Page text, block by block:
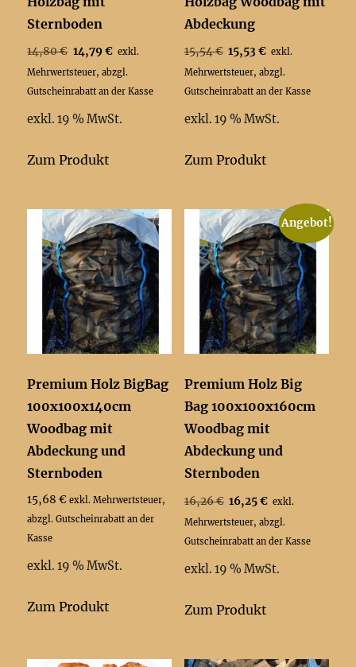
Sternboden
14,80€ Ursprünglicher
Preis
war:
14,79€ Aktueller
Preis
ist:
exkl.
Mehrwertsteuer, abzgl.
Gutscheinrabatt an der Kasse
exkl. 19 % MwSt.
Zum Produkt
Abdeckung
15,54€ Ursprünglicher
Preis
war:
15,53€ Aktueller
Preis
ist:
exkl.
Mehrwertsteuer, abzgl.
Gutscheinrabatt an der Kasse
exkl. 19 % MwSt.
Zum Produkt
Premium Holz BigBag
100x100x140cm
Woodbag mit
Abdeckung und
Sternboden
15,68€ exkl. Mehrwertsteuer,
abzgl. Gutscheinrabatt an der
Kasse
exkl. 19 % MwSt.
Zum Produkt
Angebot!
Premium Holz Big
Bag 100x100x160cm
Woodbag mit
Abdeckung und
Sternboden
16,26€ Ursprünglicher
Preis
war:
16,25€ Aktueller
Preis
ist:
exkl.
Mehrwertsteuer, abzgl.
Gutscheinrabatt an der Kasse
exkl. 19 % MwSt.
Zum Produkt